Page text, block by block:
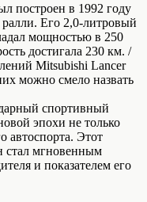
построен в 1992 году
Его 2,0-литровый
мощностью в 250
достигала 230 км. /
Mitsubishi Lancer
можно смело назвать
спортивный
эпохи не только
автоспорта. Этот
стал мгновенным
и показателем его